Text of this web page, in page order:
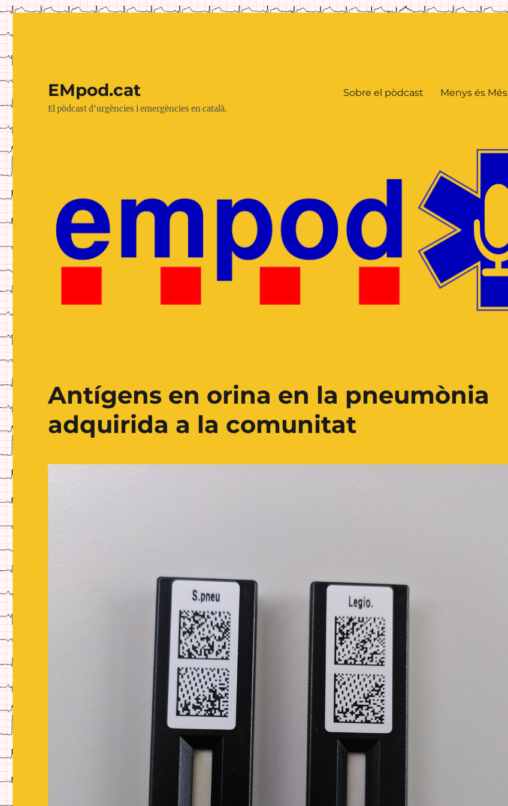
EMpod.cat
El pòdcast d'urgències i emergències en català.
Sobre el pòdcast Menys és Més
Antígens en orina en la pneumònia
adquirida a la comunitat